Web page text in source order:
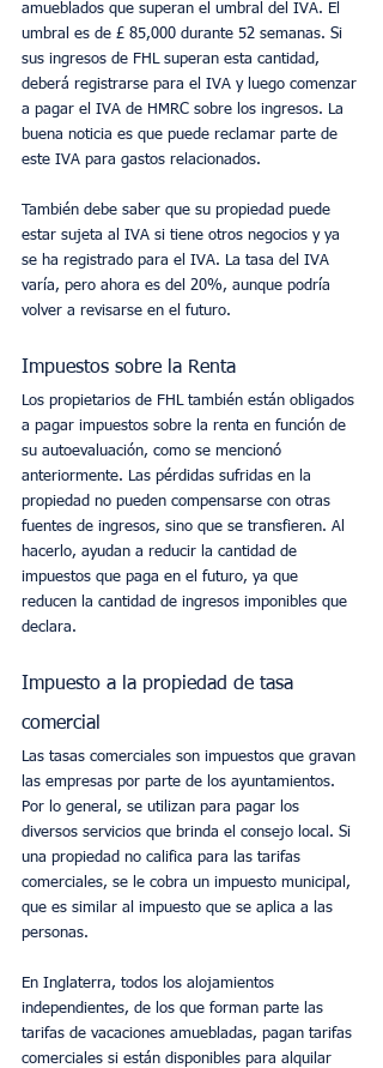
amueblados que superan el umbral del IVA. El
umbral es de £ 85,000 durante 52 semanas. Si
sus ingresos de FHL superan esta cantidad,
deberá registrarse para el IVA y luego comenzar
a pagar el IVA de HMRC sobre los ingresos. La
buena noticia es que puede reclamar parte de
este IVA para gastos relacionados.
También debe saber que su propiedad puede
estar sujeta al IVA si tiene otros negocios y ya
se ha registrado para el IVA. La tasa del IVA
varía, pero ahora es del 20%, aunque podría
volver a revisarse en el futuro.
Impuestos sobre la Renta
Los propietarios de FHL también están obligados
a pagar impuestos sobre la renta en función de
su autoevaluación, como se mencionó
anteriormente. Las pérdidas sufridas en la
propiedad no pueden compensarse con otras
fuentes de ingresos, sino que se transfieren. Al
hacerlo, ayudan a reducir la cantidad de
impuestos que paga en el futuro, ya que
reducen la cantidad de ingresos imponibles que
declara.
Impuesto a la propiedad de tasa
comercial
Las tasas comerciales son impuestos que gravan
las empresas por parte de los ayuntamientos.
Por lo general, se utilizan para pagar los
diversos servicios que brinda el consejo local. Si
una propiedad no califica para las tarifas
comerciales, se le cobra un impuesto municipal,
que es similar al impuesto que se aplica a las
personas.
En Inglaterra, todos los alojamientos
independientes, de los que forman parte las
tarifas de vacaciones amuebladas, pagan tarifas
comerciales si están disponibles para alquilar